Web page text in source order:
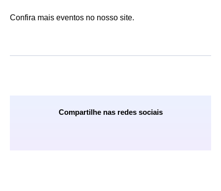
Confira mais eventos no nosso site.
Compartilhe nas redes sociais